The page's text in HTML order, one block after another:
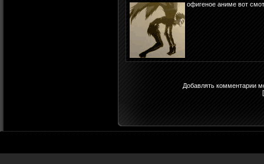
офигеное аниме вот
Добавлять комментарии